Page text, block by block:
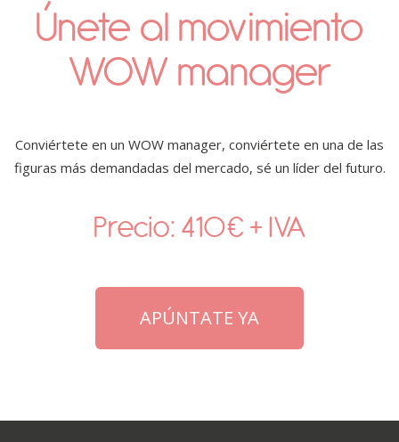
Únete al movimiento
WOW manager
Conviértete en un WOW manager, conviértete en una de las
figuras más demandadas del mercado, sé un líder del futuro.
Precio: 410€ + IVA
APÚNTATE YA